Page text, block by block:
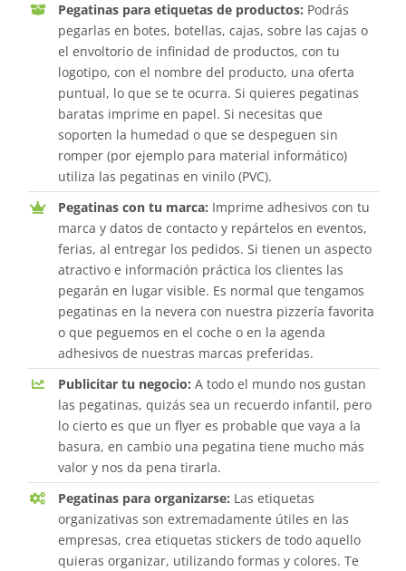
Pegatinas para etiquetas de productos: Podrás
pegarlas en botes, botellas, cajas, sobre las cajas o
el envoltorio de infinidad de productos, con tu
logotipo, con el nombre del producto, una oferta
puntual, lo que se te ocurra. Si quieres pegatinas
baratas imprime en papel. Si necesitas que
soporten la humedad o que se despeguen sin
romper (por ejemplo para material informático)
utiliza las pegatinas en vinilo (PVC).
Pegatinas con tu marca: Imprime adhesivos con tu
marca y datos de contacto y repártelos en eventos,
ferias, al entregar los pedidos. Si tienen un aspecto
atractivo e información práctica los clientes las
pegarán en lugar visible. Es normal que tengamos
pegatinas en la nevera con nuestra pizzería favorita
o que peguemos en el coche o en la agenda
adhesivos de nuestras marcas preferidas.
Publicitar tu negocio: A todo el mundo nos gustan
las pegatinas, quizás sea un recuerdo infantil, pero
lo cierto es que un flyer es probable que vaya a la
basura, en cambio una pegatina tiene mucho más
valor y nos da pena tirarla.
Pegatinas para organizarse: Las etiquetas
organizativas son extremadamente útiles en las
empresas, crea etiquetas stickers de todo aquello
quieras organizar, utilizando formas y colores. Te